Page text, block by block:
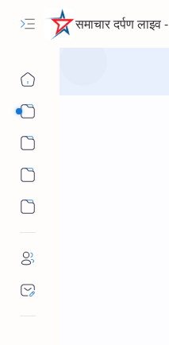
समाचार दर्पण लाइव - द न्यूज पोर्टल